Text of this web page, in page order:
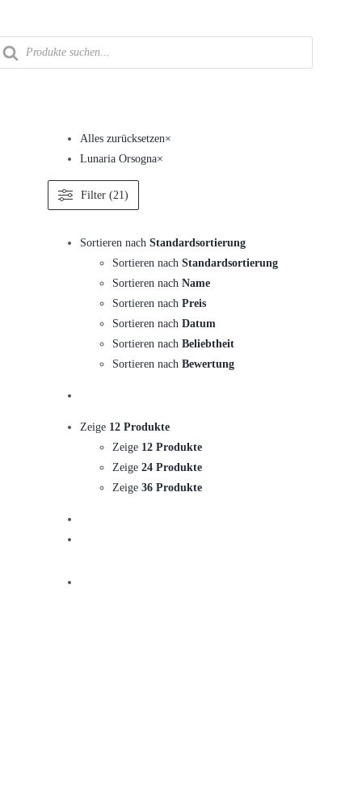
springen
Alles zurücksetzen×
Lunaria Orsogna×
Filter (21)
Sortieren nachStandardsortierung
Sortieren nachStandardsortierung
Sortieren nachName
Sortieren nachPreis
Sortieren nachDatum
Sortieren nachBeliebtheit
Sortieren nachBewertung
Zeige 12 Produkte
Zeige 12 Produkte
Zeige24 Produkte
Zeige36 Produkte